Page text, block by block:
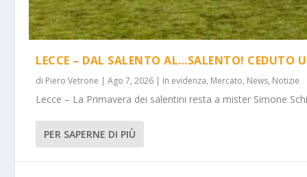
LECCE – DAL SALENTO AL…SALENTO! CEDUTO
di Piero Vetrone |Ago 7, 2026 | In evidenza, Mercato, News, Notizie
Lecce – La Primavera dei salentini resta a mister Simone
PER SAPERNE DI PIÙ